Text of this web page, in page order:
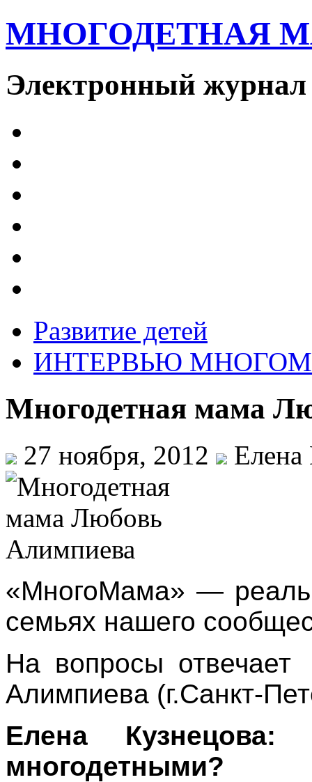
МНОГОДЕТНАЯ
Электронный журнал
Развитие детей
ИНТЕРВЬЮ
Многодетная мама
27 ноября, 2012 Елена
«МногоМама» —
семьях нашего
На вопросы
Алимпиева (г.Санкт-
Елена
многодетными?